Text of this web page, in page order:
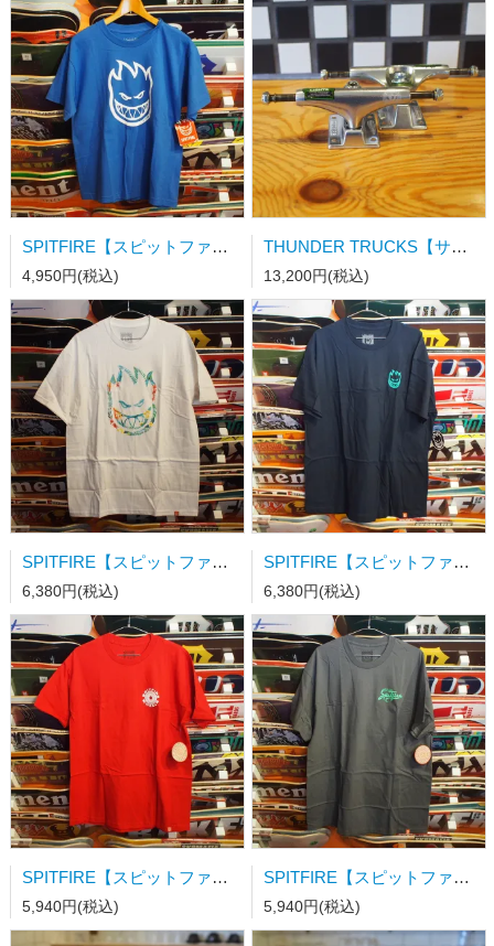
SPITFIRE【スピットファイアーキッズTシャツ】BIGHEAD S/S KID'S TEE BLUE/WHITE
4,950円(税込)
THUNDER TRUCKS【サンダートラック】スケートボードトラック POLISHED LIGHTS II
13,200円(税込)
SPITFIRE【スピットファイアー】FLORAL BIGHEAD S/S TEE WHITE w/ MULTI COLOR Print Lサイズ
6,380円(税込)
SPITFIRE【スピットファイアー】FLORAL CLASSIC S/S TEE PREMIUM PRINT TRUE NAVY w/ MULTI COLOR Prints XLサイズ
6,380円(税込)
SPITFIRE【スピットファイアー】CLASSIC '87 SWIRL FILL S/S TEE RED w/ BLACK & WHITE Prints Lサイズ
5,940円(税込)
SPITFIRE【スピットファイアー】SNAKE CLASSIC S/S TEE CHARCOAL(SOLID) w/ GREEN & BLACK Print XLサイズ
5,940円(税込)